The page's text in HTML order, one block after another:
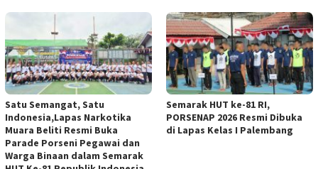
Satu Semangat, Satu
Indonesia,Lapas Narkotika
Muara Beliti Resmi Buka
Parade Porseni Pegawai dan
Warga Binaan dalam Semarak
Semarak HUT ke-81 RI,
PORSENAP 2026 Resmi Dibuka
di Lapas Kelas I Palembang